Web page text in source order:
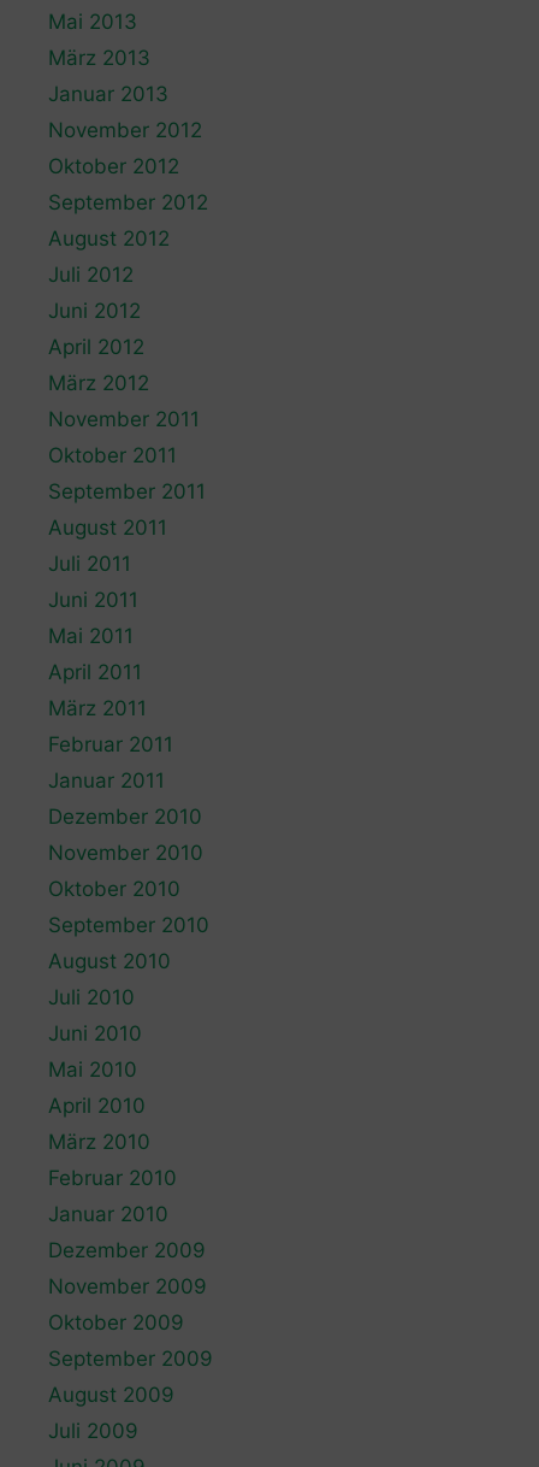
Mai 2013
März 2013
Januar 2013
November 2012
Oktober 2012
September 2012
August 2012
Juli 2012
Juni 2012
April 2012
März 2012
November 2011
Oktober 2011
September 2011
August 2011
Juli 2011
Juni 2011
Mai 2011
April 2011
März 2011
Februar 2011
Januar 2011
Dezember 2010
November 2010
Oktober 2010
September 2010
August 2010
Juli 2010
Juni 2010
Mai 2010
April 2010
März 2010
Februar 2010
Januar 2010
Dezember 2009
November 2009
Oktober 2009
September 2009
August 2009
Juli 2009